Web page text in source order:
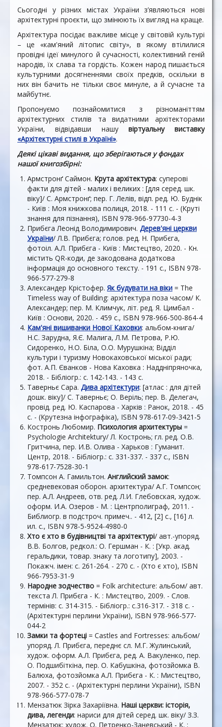
Сьогодні у різних містах України з’являються нові
архітектурні проєкти, що змінюють їх вигляд на краще.
Архітектура посідає важливе місце у світовій культурі
– це «кам'яний літопис світу», в якому втілилися
провідні ідеї минулого й сучасності, колективний геній
народів, їх слава та гордість. Кожен народ пишається
культурними досягненнями своїх предків, оскільки в
них він бачить не тільки своє минуле, а й сучасне та
майбутнє.
Пропонуємо познайомитися з різноманіттям
архітектурних стилів та видатними архітекторами
України, відвідавши нашу віртуальну виставку
«Архітектурні стилі в Україні».
Деякі цікаві видання, що зберігаються у фондах
нашої книгозбірні:
Армстронґ Саймон. Крута архітектура: суперові
факти для дітей - малих і великих : [для серед. шк.
віку]/ С. Армстронґ; пер. Г. Лелів, відп. ред. Ю. Буднік
- Київ : Моя книжкова полиця, 2018. - 111 с. - (Круті
знання для пізнання), ISBN 978-966-97730-4-3
Прибєга Леонід Володимирович. Дерев'яні церкви
України/ Л.В. Прибєга; голов. ред. Н. Прибєга,
фотоіл. А.Л. Прибєга - Київ : Мистецтво, 2020. - Кн.
містить QR-коди, де закодована додаткова
інформація до основного тексту. - 191 с., ISBN 978-
966-577-279-8
Александер Крістофер. Як будувати на віки = The
Timeless way of Building: архітектура поза часом/ К.
Александер; пер. М. Климчук, літ. ред. Я. Цимбал -
Київ : Основи, 2020. - 459 с., ISBN 978-966-500-864-4
Кам'яні вишиванки Нової Каховки: альбом-книга/
Н.С. Зарудна, Я.Є. Малига, Л.М. Петрова, Р.Ю.
Сидоренко, Н.О. Біла, О.О. Мурушкіна; Відділ
культури і туризму Новокаховської міської ради;
фот. А.П. Єванков - Нова Каховка : Наддніпряночка,
2018. - Бібліогр.: с. 142-143. - 143 с.
Таверньє Сара. Дива архітектури: [атлас : для дітей
дошк. віку]/ С. Таверньє; О. Веріль; пер. В. Делегач,
провід. ред. Ю. Каспарова - Харків : Ранок, 2018. - 45
с. - (Крутезна інфографіка), ISBN 978-617-09-3421-5
Костронь Любомир. Психология архитектуры =
Psychologie Architektury/ Л. Костронь; гл. ред. О.В.
Гритчина, пер. И.В. Олива - Харьков : Гуманит.
Центр, 2018. - Бібліогр.: с. 331-337. - 337 с., ISBN
978-617-7528-30-1
Томпсон А. Гамильтон. Английский замок:
средневековая оборон. архитектура/ А.Г. Томпсон;
пер. А.Л. Андреев, отв. ред. Л.И. Глебовская, худож.
оформ. И.А. Озеров - М. : Центрполиграф, 2011. -
Библиогр. в подстроч. примеч.. - 412, [2] с., [16] л.
ил. с., ISBN 978-5-9524-4980-0
Хто є хто в будівництві та архітектурі/ авт.-упоряд.
В.В. Болгов, редкол.: О. Гершман - К. : [Укр. акад.
геральдики, товар. знаку та логотипу], 2003. -
Покажч. імен: с. 261-264. - 270 с. - (Хто є хто), ISBN
966-7953-31-9
Народне зодчество = Folk architecture: альбом/ авт.
текста Л. Прибєга - К. : Мистецтво, 2009. - Слов.
термінів: с. 314-315. - Бібліогр.: с.316-317. - 318 с. -
(Архітектурні перлини України), ISBN 978-966-577-
044-2
Замки та фортеці = Castles and Fortresses: альбом/
упоряд. Л. Прибєга, переднє сл. М.Г. Жулинський,
худож. оформ. А.Л. Прибєга, ред. А. Вакуленко, пер.
О. Подшибіткіна, пер. О. Кабушкіна, фотозйомка В.
Балюха, фотозйомка А.Л. Прибєга - К. : Мистецтво,
2007. - 352 с. - (Архітектурні перлини України), ISBN
978-966-577-078-7
Мензатюк Зірка Захаріївна. Наші церкви: історія,
дива, легенди: нариси для дітей серед. шк. віку/ З.З.
Мензатюк; худож. О. Петренко-Заневський - К. :